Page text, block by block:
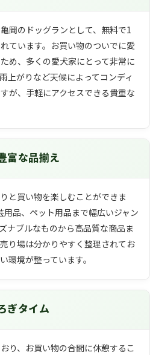
岡のドッグランとして、無料で1
ています。お買い物のついでに愛
め、多くの愛犬家にとって非常に
上がりなど天候によってコンディ
が、手軽にアクセスできる貴重な
富な品揃え
と買い物を楽しむことができま
用品、ペット用品まで幅広いジャン
ナブルなものから高品質な商品ま
り場は分かりやすく整理されてお
環境が整っています。
ぎタイム
り、お買い物の合間に休憩するこ